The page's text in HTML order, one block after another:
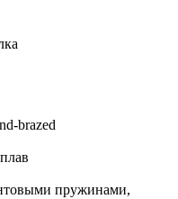
brazed
пружинами,